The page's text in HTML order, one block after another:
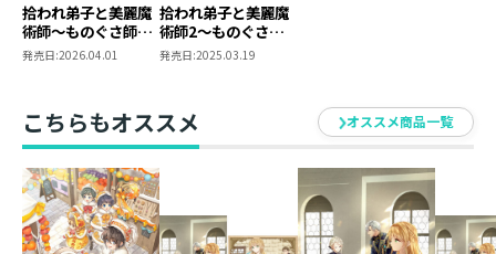
拾われ弟子と美麗魔
術師～ものぐさ師匠
の靴下探しは今日も
発売日:2026.04.01
拾われ弟子と美麗魔
術師2～ものぐさ師
匠の靴下探しは今日
発売日:2025.03.19
こちらもオススメ オススメ商品一覧